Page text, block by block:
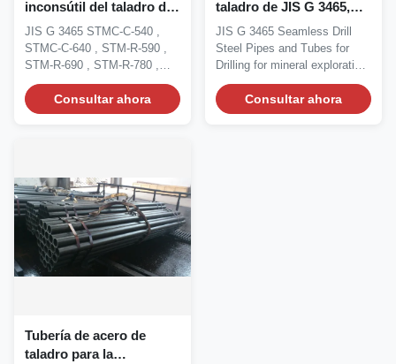
inconsútil del taladro del
diámetro de 5-420m m
con JIS G 3465 STMC-C-
540, STMC-C-640
JIS G 3465 STMC-C-540 ,
STMC-C-640 , STM-R-590 ,
STM-R-690 , STM-R-780 ,
STM-R-830 Seamless Steel...
Consultar ahora
taladro de JIS G 3465,
tubos de acero
inconsútil para
perforar/la exploración
mineral
JIS G 3465 Seamless Drill
Steel Pipes and Tubes for
Drilling for mineral exploration
JIS G 3465...
Consultar ahora
Tubería de acero de
taladro para la